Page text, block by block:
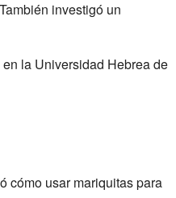
investigó un
la Universidad Hebrea de
cómo usar mariquitas para